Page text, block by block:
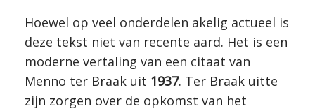
Hoewel op veel onderdelen akelig actueel is
deze tekst niet van recente aard. Het is een
moderne vertaling van een citaat van
Menno ter Braak uit 1937. Ter Braak uitte
zijn zorgen over de opkomst van het